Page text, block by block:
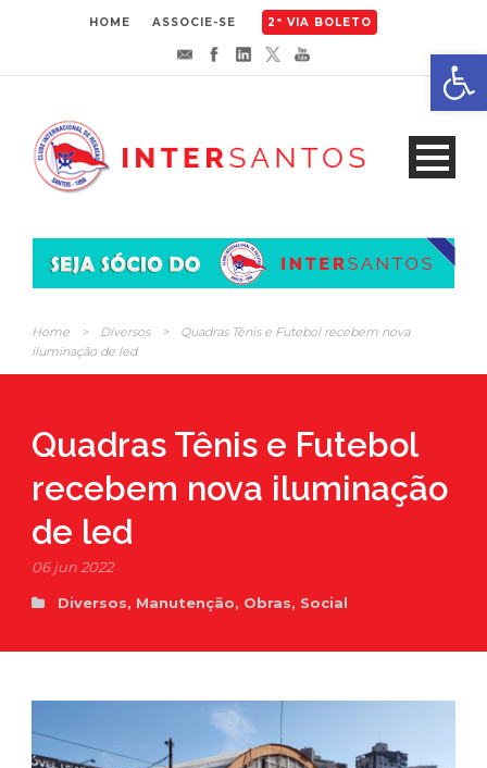
HOME ASSOCIE-SE 2ª VIA BOLETO
Home > Diversos >
Quadras Tênis e Futebol recebem nova
iluminação de led
Quadras Tênis e Futebol
recebem nova iluminação
de led
06 jun 2022
Diversos, Manutenção, Obras, Social
Abrir